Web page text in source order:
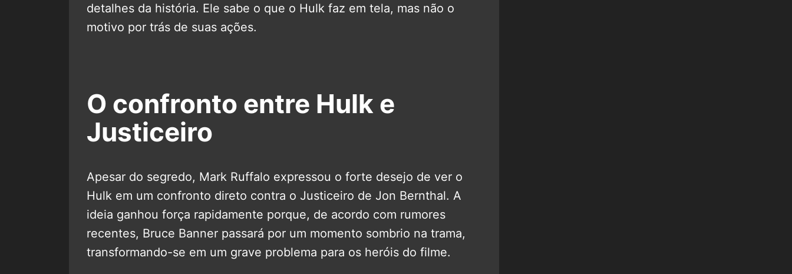
detalhes da história. Ele sabe o que o Hulk faz em tela, mas não o
motivo por trás de suas ações.
O confronto entre Hulk e
Justiceiro
Apesar do segredo, Mark Ruffalo expressou o forte desejo de ver o
Hulk em um confronto direto contra o Justiceiro de Jon Bernthal. A
ideia ganhou força rapidamente porque, de acordo com rumores
recentes, Bruce Banner passará por um momento sombrio na trama,
transformando-se em um grave problema para os heróis do filme.